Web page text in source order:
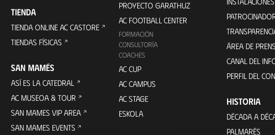
TIENDA
TIENDA ONLINE AC CASTORE
TIENDAS FÍSICAS
SAN MAMÉS
ASÍ ES LA CATEDRAL
AC MUSEOA & TOUR
SAN MAMES VIP AREA
SAN MAMES EVENTS
PROYECTO GARATHUZ
AC FOOTBALL CENTER
FORMACIÓN
CONSULTORÍA
COACHES
AC CUP
AC CAMPUS
AC STAGE
ESKOLA
ÁREA DE
CANAL DEL
PERFIL DEL
HISTORIA
DÉCADA A
PALMARÉS